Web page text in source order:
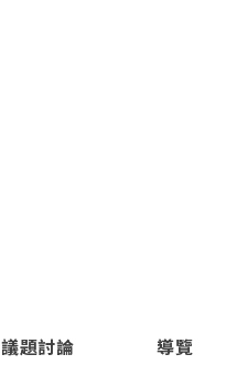
議題討論 導覽